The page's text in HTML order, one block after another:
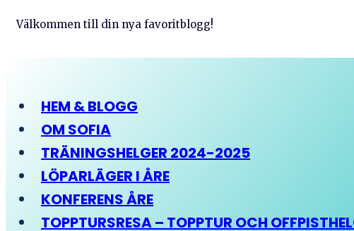
Välkommen till din nya favoritblogg!
HEM & BLOGG
OM SOFIA
TRÄNINGSHELGER 2024-2025
LÖPARLÄGER I ÅRE
KONFERENS ÅRE
TOPPTURSRESA – TOPPTUR OCH